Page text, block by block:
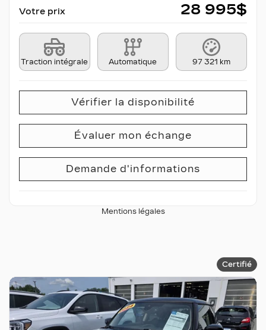
Votre prix 28 995$
Traction intégrale Automatique 97 321 km
Vérifier la disponibilité
Évaluer mon échange
Demande d'informations
Mentions légales
Certifié